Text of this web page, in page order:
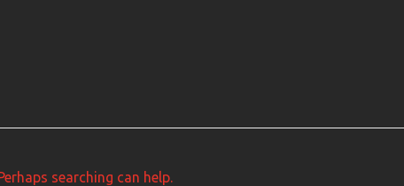
searching can help.